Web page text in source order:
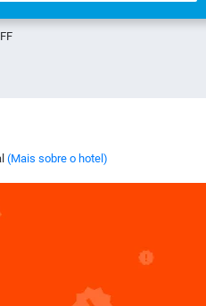
(Mais sobre o hotel)